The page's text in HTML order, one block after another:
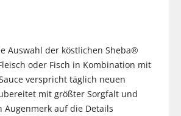
Auswahl der köstlichen Sheba®
oder Fisch in Kombination mit
verspricht täglich neuen
mit größter Sorgfalt und
Augenmerk auf die Details